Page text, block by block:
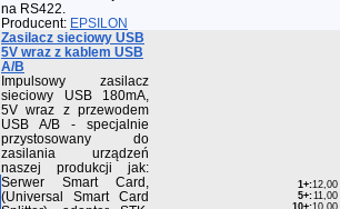
na RS422.
Producent: EPSILON
Zasilacz sieciowy USB
5V wraz z kablem USB
A/B
Impulsowy zasilacz
sieciowy USB 180mA,
5V wraz z przewodem
USB A/B - specjalnie
przystosowany do
zasilania urządzeń
naszej produkcji jak:
Serwer Smart Card,
(Universal Smart Card
1+:12,00
5+:11,00
10+:10,00